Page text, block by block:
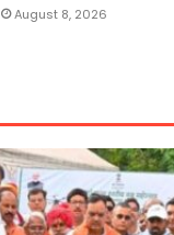
August 8, 2026